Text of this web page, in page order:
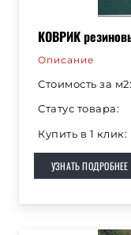
КОВРИК
Описание
Стоимость за м2:
Статус товара:
Купить в 1 клик:
УЗНАТЬ ПОДРОБНЕЕ